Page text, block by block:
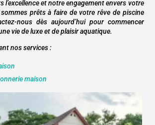
l’excellence et notre engagement envers votre
prêts à faire de votre rêve de piscine
nous dès aujourd’hui pour commencer
vie de luxe et de plaisir aquatique.
nos services :
maison